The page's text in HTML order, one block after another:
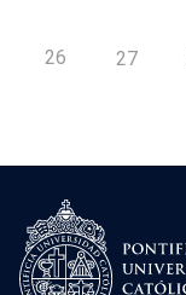
26 27